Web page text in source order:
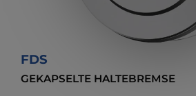
FDS
GEKAPSELTE HALTEBREMSE